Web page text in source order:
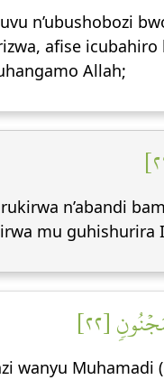
n’ubushobozi
afise
Allah;
n’abandi
mu guhishurira
[٢٢]
wanyu Muhamadi